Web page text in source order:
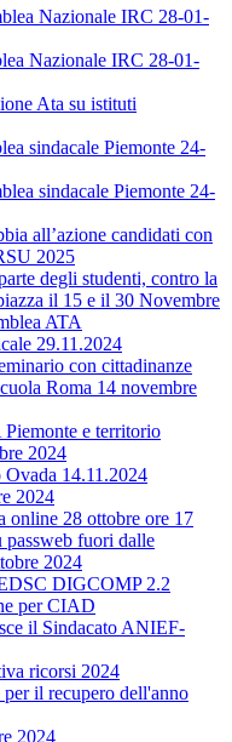
Nazionale IRC 28-01-
Nazionale IRC 28-01-
Ata su istituti
sindacale Piemonte 24-
sindacale Piemonte 24-
all’azione candidati con
2025
degli studenti, contro la
il 15 e il 30 Novembre
ATA
29.11.2024
con cittadinanze
Roma 14 novembre
e territorio
2024
14.11.2024
2024
28 ottobre ore 17
fuori dalle
2024
DIGCOMP 2.2
per CIAD
il Sindacato ANIEF-
ricorsi 2024
il recupero dell'anno
2024